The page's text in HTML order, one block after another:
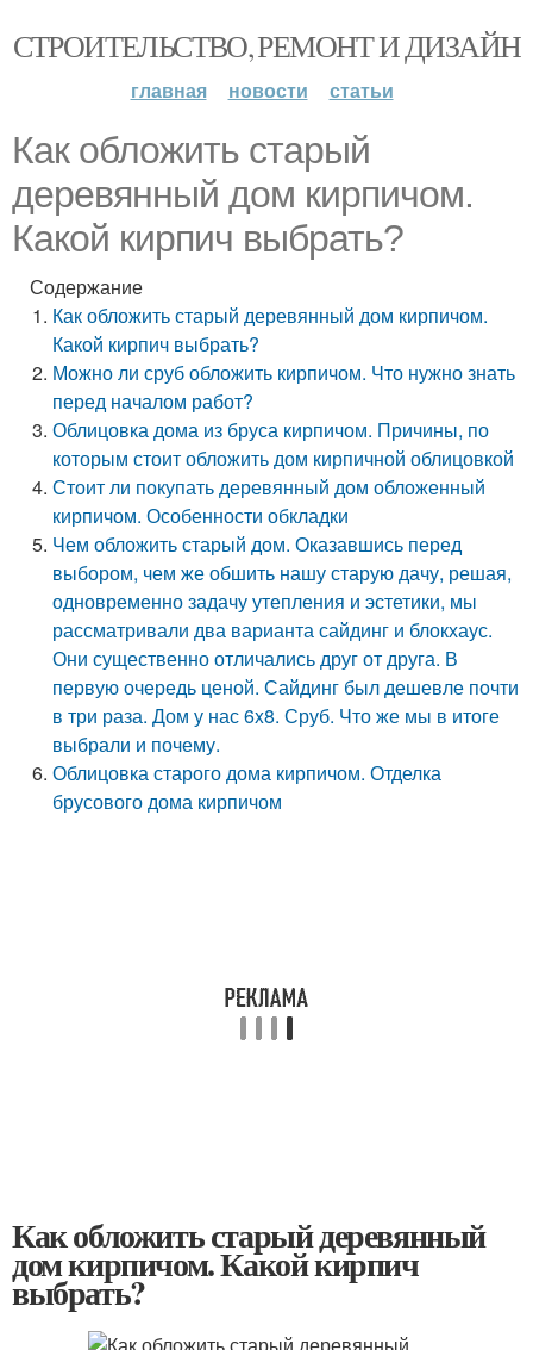
СТРОИТЕЛЬСТВО, РЕМОНТ И ДИЗАЙН
главная новости статьи
Как обложить старый
деревянный дом кирпичом.
Какой кирпич выбрать?
Содержание
Как обложить старый деревянный дом кирпичом.
Какой кирпич выбрать?
Можно ли сруб обложить кирпичом. Что нужно знать
перед началом работ?
Облицовка дома из бруса кирпичом. Причины, по
которым стоит обложить дом кирпичной облицовкой
Стоит ли покупать деревянный дом обложенный
кирпичом. Особенности обкладки
Чем обложить старый дом. Оказавшись перед
выбором, чем же обшить нашу старую дачу, решая,
одновременно задачу утепления и эстетики, мы
рассматривали два варианта сайдинг и блокхаус.
Они существенно отличались друг от друга. В
первую очередь ценой. Сайдинг был дешевле почти
в три раза. Дом у нас 6x8. Сруб. Что же мы в итоге
выбрали и почему.
Облицовка старого дома кирпичом. Отделка
брусового дома кирпичом
Как обложить старый деревянный
дом кирпичом. Какой кирпич
выбрать?